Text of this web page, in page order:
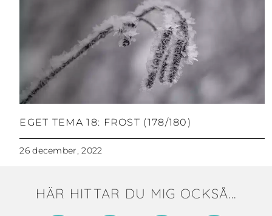
EGET TEMA 18: FROST (178/180)
26 december, 2022
HÄR HITTAR DU MIG OCKSÅ...